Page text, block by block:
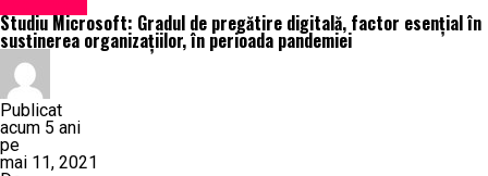
Studiu Microsoft: Gradul de pregătire digitală, factor esențial în
susținerea organizațiilor, în perioada pandemiei
Publicat
acum 5 ani
pe
mai 11, 2021